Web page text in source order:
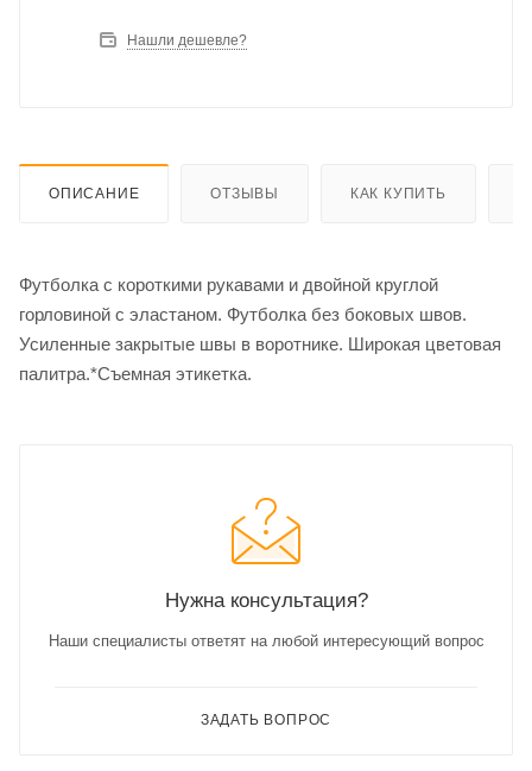
Нашли дешевле?
ОПИСАНИЕ ОТЗЫВЫ КАК КУПИТЬ
Футболка с короткими рукавами и двойной круглой
горловиной с эластаном. Футболка без боковых швов.
Усиленные закрытые швы в воротнике. Широкая цветовая
палитра.*Съемная этикетка.
Нужна консультация?
Наши специалисты ответят на любой интересующий вопрос
ЗАДАТЬ ВОПРОС